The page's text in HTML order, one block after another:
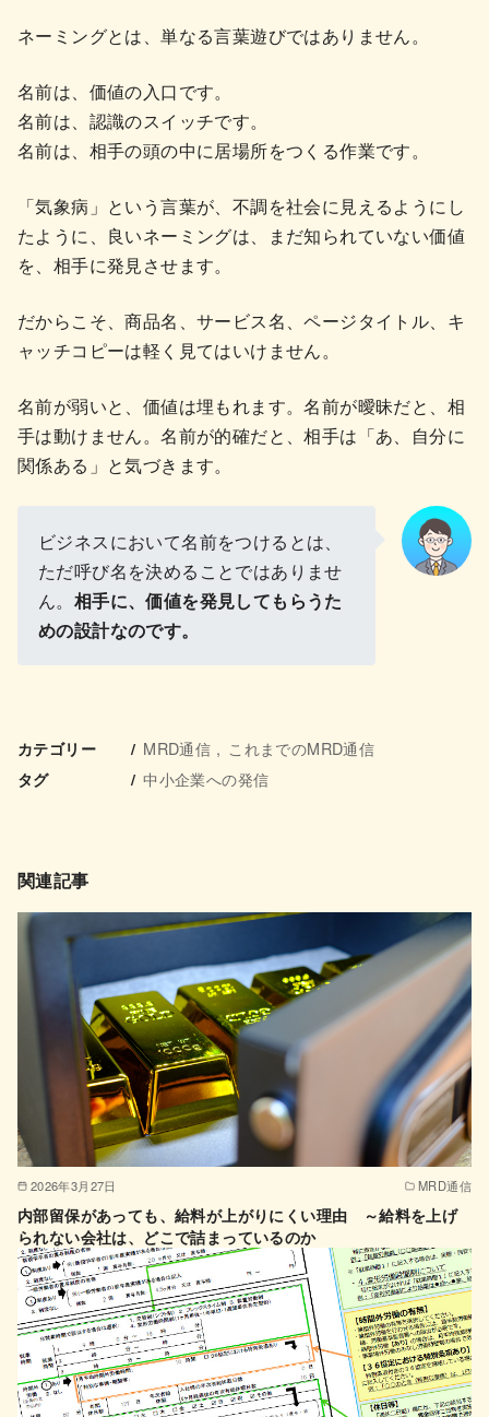
ネーミングとは、単なる言葉遊びではありません。
名前は、価値の入口です。
名前は、認識のスイッチです。
名前は、相手の頭の中に居場所をつくる作業です。
「気象病」という言葉が、不調を社会に見えるようにし
たように、良いネーミングは、まだ知られていない価値
を、相手に発見させます。
だからこそ、商品名、サービス名、ページタイトル、キ
ャッチコピーは軽く見てはいけません。
名前が弱いと、価値は埋もれます。名前が曖昧だと、相
手は動けません。名前が的確だと、相手は「あ、自分に
関係ある」と気づきます。
ビジネスにおいて名前をつけるとは、
ただ呼び名を決めることではありませ
ん。 相手に、価値を発見してもらうた
めの設計なのです。
カテゴリー MRD通信 これまでのMRD通信
タグ 中小企業への発信
関連記事
2026年3月27日 MRD通信
内部留保があっても、給料が上がりにくい理由 ～給料を上げ
られない会社は、どこで詰まっているのか